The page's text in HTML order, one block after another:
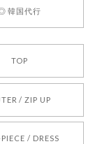
を心がけ、安
目指してまい
ましたら、ぜ
韓国代行
TOP
/ ZIP UP
/ DRESS